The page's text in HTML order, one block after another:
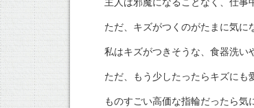
ただ、キズがつくのがたまに気に
私はキズがつきそうな、食器洗い
ただ、もう少したったらキズにも
ものすごい高価な指輪だったら